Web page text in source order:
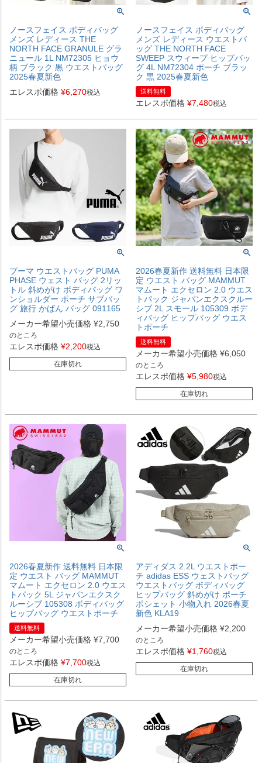
ノースフェイス ボディバッグ
メンズ レディース THE
NORTH FACE GRANULE グラ
ニュール 1L NM72305 ヒョウ
柄 ブラック 黒 ウエストバッグ
2025春夏新色
エレスポ価格 ¥6,270税込
ノースフェイス ボディバッグ
メンズ レディース ウエストバ
ッグ THE NORTH FACE
SWEEP スウィープ ヒップバッ
グ 4L NM72304 ポーチ ブラッ
ク 黒 2025春夏新色
送料無料
エレスポ価格 ¥7,480税込
プーマ ウエストバッグ PUMA
PHASE ウェスト バッグ 2リッ
トル 斜めがけ ボディバッグ ワ
ンショルダー ポーチ サブバッ
グ 旅行 かばん バッグ 091165
メーカー希望小売価格 ¥2,750
のところ
エレスポ価格 ¥2,200税込
在庫切れ
2026春夏新作 送料無料 日本限
定 ウエスト バッグ MAMMUT
マムート エクセロン 2.0 ウエス
トパック ジャパンエクスクルー
シブ 2L スモール 105309 ボデ
ィバッグ ヒップバッグ ウエス
トポーチ
送料無料
メーカー希望小売価格 ¥6,050
のところ
エレスポ価格 ¥5,980税込
在庫切れ
2026春夏新作 送料無料 日本限
定 ウエスト バッグ MAMMUT
マムート エクセロン 2.0 ウエス
トパック 5L ジャパンエクスク
ルーシブ 105308 ボディバッグ
ヒップバッグ ウエストポーチ
送料無料
メーカー希望小売価格 ¥7,700
のところ
エレスポ価格 ¥7,700税込
在庫切れ
アディダス 2.2L ウエストポー
チ adidas ESS ウェストバッグ
ウエストバッグ ボディバッグ
ヒップバッグ 斜めがけ ポーチ
ポシェット 小物入れ 2026春夏
新色 KLA19
メーカー希望小売価格 ¥2,200
のところ
エレスポ価格 ¥1,760税込
在庫切れ